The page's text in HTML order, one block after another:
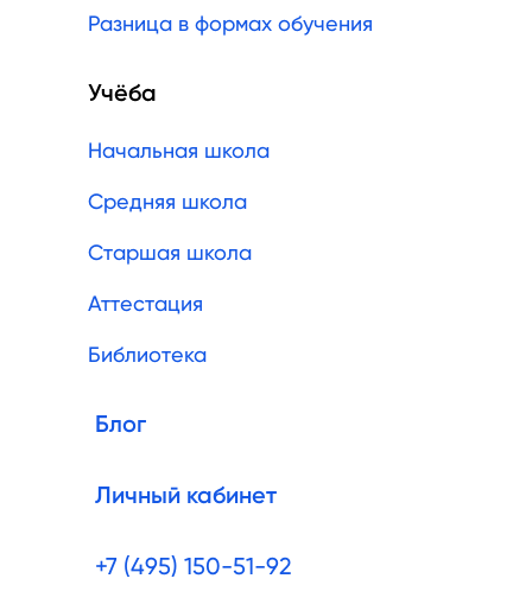
Разница в формах обучения
Учёба
Начальная школа
Средняя школа
Старшая школа
Аттестация
Библиотека
Блог
Личный кабинет
+7 (495) 150-51-92